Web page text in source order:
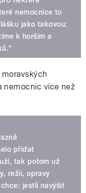
nemocnice to
jako takovou:
k horším a
nemocnic více než
přidat
tak potom už
režii, opravy
jestli navýšit